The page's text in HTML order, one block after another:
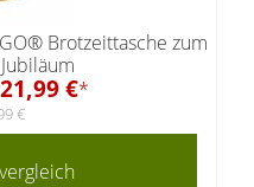
Brotzeittasche zum
21,99 €*
€